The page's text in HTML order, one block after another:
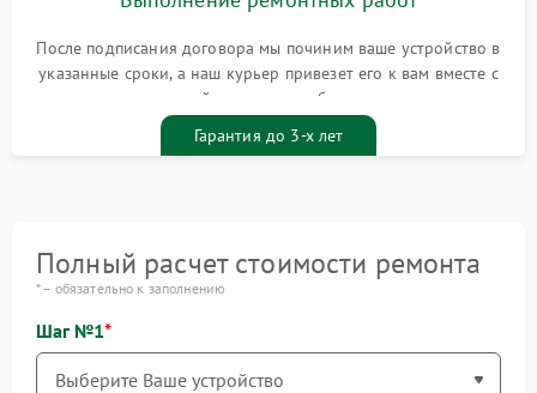
После подписания договора мы починим ваше устройство в
указанные сроки, а наш курьер привезет его к вам вместе с
гарантийным талоном бесплатно
Гарантия до 3-х лет
Полный расчет стоимости ремонта
* – обязательно к заполнению
Шаг №1